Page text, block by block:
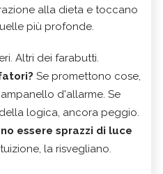
alla dieta e toccano
più profonde.
Altri dei farabutti.
Se promettono cose,
d'allarme. Se
logica, ancora peggio.
essere sprazzi di luce
la risvegliano.